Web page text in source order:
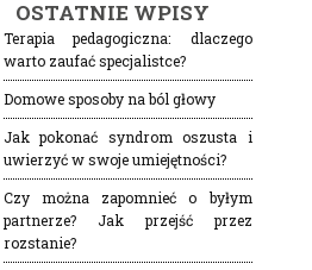
OSTATNIE WPISY
Terapia pedagogiczna: dlaczego
warto zaufać specjalistce?
Domowe sposoby na ból głowy
Jak pokonać syndrom oszusta i
uwierzyć w swoje umiejętności?
Czy można zapomnieć o byłym
partnerze? Jak przejść przez
rozstanie?